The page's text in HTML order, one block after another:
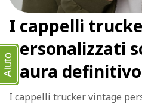
I cappelli
personalizzati
paura definitivo
I cappelli trucker vintage
Aiuto